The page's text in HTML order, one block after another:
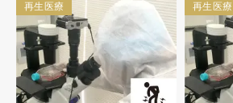
再生医療 再生医療